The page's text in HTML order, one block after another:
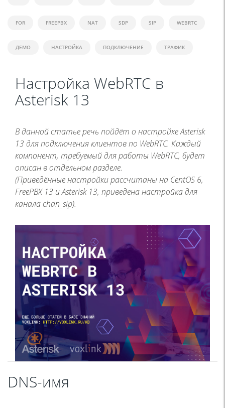
FOR FREEPBX NAT SDP SIP WEBRTC
ДЕМО НАСТРОЙКА ПОДКЛЮЧЕНИЕ ТРАФИК
Настройка WebRTC в
Asterisk 13
В данной статье речь пойдёт о настройке Asterisk
13 для подключения клиентов по WebRTC. Каждый
компонент, требуемый для работы WebRTC, будет
описан в отдельном разделе.
(Приведённые настройки рассчитаны на CentOS 6,
FreePBX 13 и Asterisk 13, приведена настройка для
канала chan_sip).
DNS-имя